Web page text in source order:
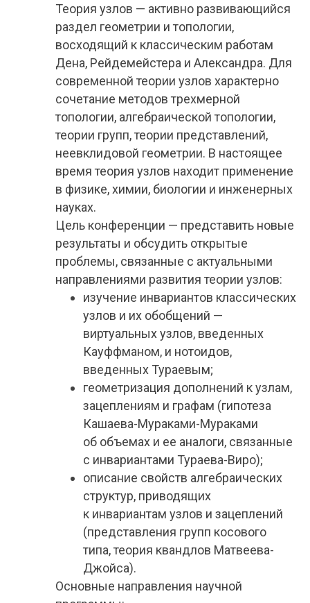
Теория узлов — активно развивающийся
раздел геометрии и топологии,
восходящий к классическим работам
Дена, Рейдемейстера и Александра. Для
современной теории узлов характерно
сочетание методов трехмерной
топологии, алгебраической топологии,
теории групп, теории представлений,
неевклидовой геометрии. В настоящее
время теория узлов находит применение
в физике, химии, биологии и инженерных
науках.
Цель конференции — представить новые
результаты и обсудить открытые
проблемы, связанные с актуальными
направлениями развития теории узлов:
изучение инвариантов классических
узлов и их обобщений —
виртуальных узлов, введенных
Кауффманом, и нотоидов,
введенных Тураевым;
геометризация дополнений к узлам,
зацеплениям и графам (гипотеза
Кашаева-Мураками-Мураками
об объемах и ее аналоги, связанные
с инвариантами Тураева-Виро);
описание свойств алгебраических
структур, приводящих
к инвариантам узлов и зацеплений
(представления групп косового
типа, теория квандлов Матвеева-
Джойса).
Основные направления научной